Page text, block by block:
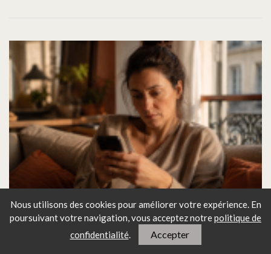
Nous utilisons des cookies pour améliorer votre expérience. En
poursuivant votre navigation, vous acceptez notrepolitique de
confidentialité. Accepter
Je suis jalouse d'une femme que
mon mari ne regarde même pas